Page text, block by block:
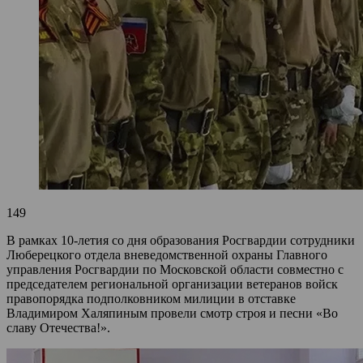
149
В рамках 10-летия со дня образования Росгвардии сотрудники
Люберецкого отдела вневедомственной охраны Главного
управления Росгвардии по Московской области совместно с
председателем региональной организации ветеранов войск
правопорядка подполковником милиции в отставке
Владимиром Халяпиным провели смотр строя и песни «Во
славу Отечества!».